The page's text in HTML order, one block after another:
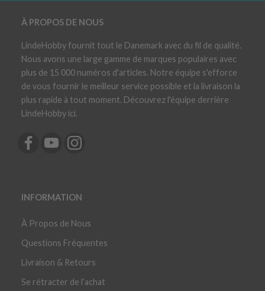
À PROPOS DE NOUS
LindeHobby fournit tout le Danemark avec du fil de qualité.
Nous avons une large gamme de marques populaires avec
plus de 15 000 numéros d'articles. Notre équipe s'efforce
de vous fournir le meilleur service possible et la livraison la
plus rapide à tout moment. Découvrez l'équipe derrière
LindeHobby ici.
INFORMATION
À Propos de Nous
Questions Fréquentes
Livraison & Retours
Se rétracter de l’achat